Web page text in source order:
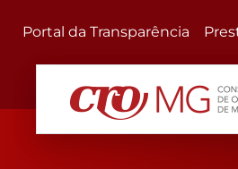
Portal da Transparência